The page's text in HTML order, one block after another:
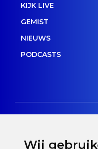
Wij
KIJK LIVE
GEMIST
NIEUWS
PODCASTS